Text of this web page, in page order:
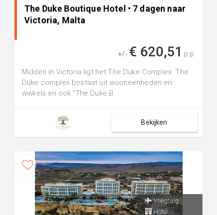
The Duke Boutique Hotel • 7 dagen naar
Victoria, Malta
+/- € 620,51 p.p.
Midden in Victoria ligt het The Duke Complex. The
Duke complex bestaat uit wooneenheden en
winkels en ook “The Duke B...
Bekijken
Vliegtuig
Hotel